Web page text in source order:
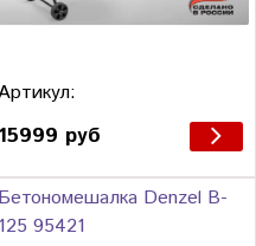
15999 руб
Бетономешалка Denzel B-
125 95421